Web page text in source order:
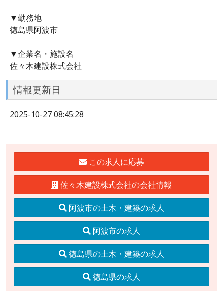
▼勤務地
徳島県阿波市
▼企業名・施設名
佐々木建設株式会社
情報更新日
2025-10-27 08:45:28
この求人に応募
佐々木建設株式会社の会社情報
阿波市の土木・建築の求人
阿波市の求人
徳島県の土木・建築の求人
徳島県の求人